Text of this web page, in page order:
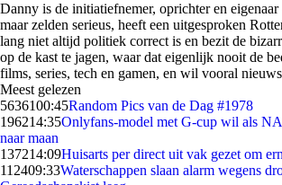
Danny is de initiatiefnemer, oprichter en
maar zelden serieus, heeft een uitgesproken
lang niet altijd politiek correct is en bezit de
op de kast te jagen, waar dat eigenlijk nooit de
films, series, tech en gamen, en wil vooral
Meest gelezen
5636100:45Random Pics van de Dag #1978
196214:35Onlyfans-model met G-cup wil als
naar maan
137214:09Huisarts per direct uit vak gezet om
112409:33Waterschappen slaan alarm wegens